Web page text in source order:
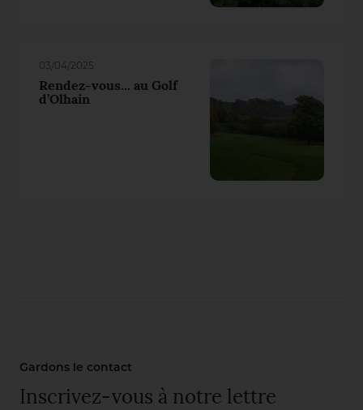
03/04/2025
Rendez-vous... au Golf
d’Olhain
Gardons le contact
Inscrivez-vous à notre lettre